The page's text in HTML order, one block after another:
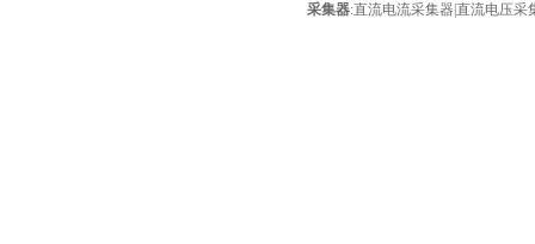
采集器:直流电流采集器 直流电压采